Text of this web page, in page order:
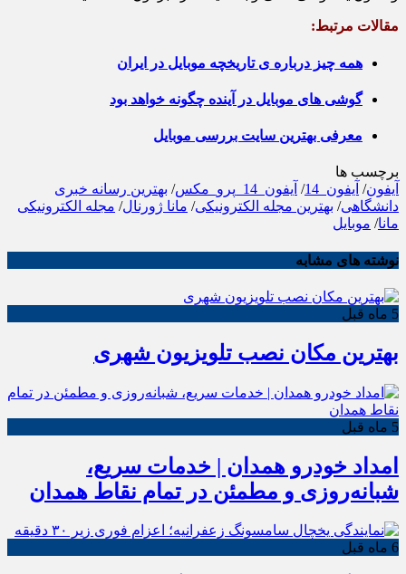
مقالات مرتبط:
همه چیز درباره ی تاریخچه موبایل در ایران
گوشی های موبایل در آینده چگونه خواهد بود
معرفی بهترین سایت بررسی موبایل
برچسب ها
آیفون/ آیفون_14 / آیفون_14_پرو_مکس / بهترین رسانه خبری
دانشگاهی/ بهترین مجله الکترونیکی/ مانا ژورنال/ مجله الکترونیکی
مانا/ موبایل
نوشته های مشابه
5 ماه قبل
بهترین مکان نصب تلویزیون شهری
5 ماه قبل
امداد خودرو همدان | خدمات سریع،
شبانه‌روزی و مطمئن در تمام نقاط همدان
6 ماه قبل